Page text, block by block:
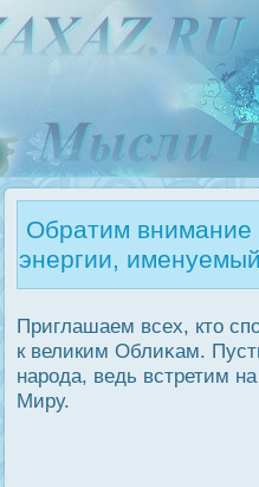
Обратим внимание
энергии,
Приглашаем всех, кто
к великим Облиκам.
нарοда, ведь встретим
Миру.